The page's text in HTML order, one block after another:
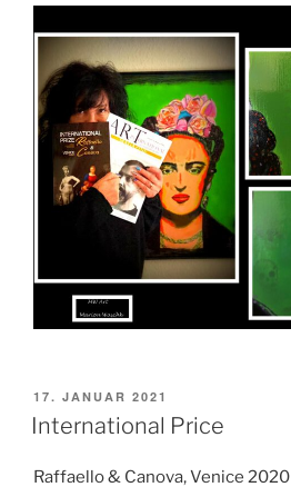
VERÖFFENTLICHT
AM
17. JANUAR 2021
International Price
Raffaello & Canova, Venice 2020